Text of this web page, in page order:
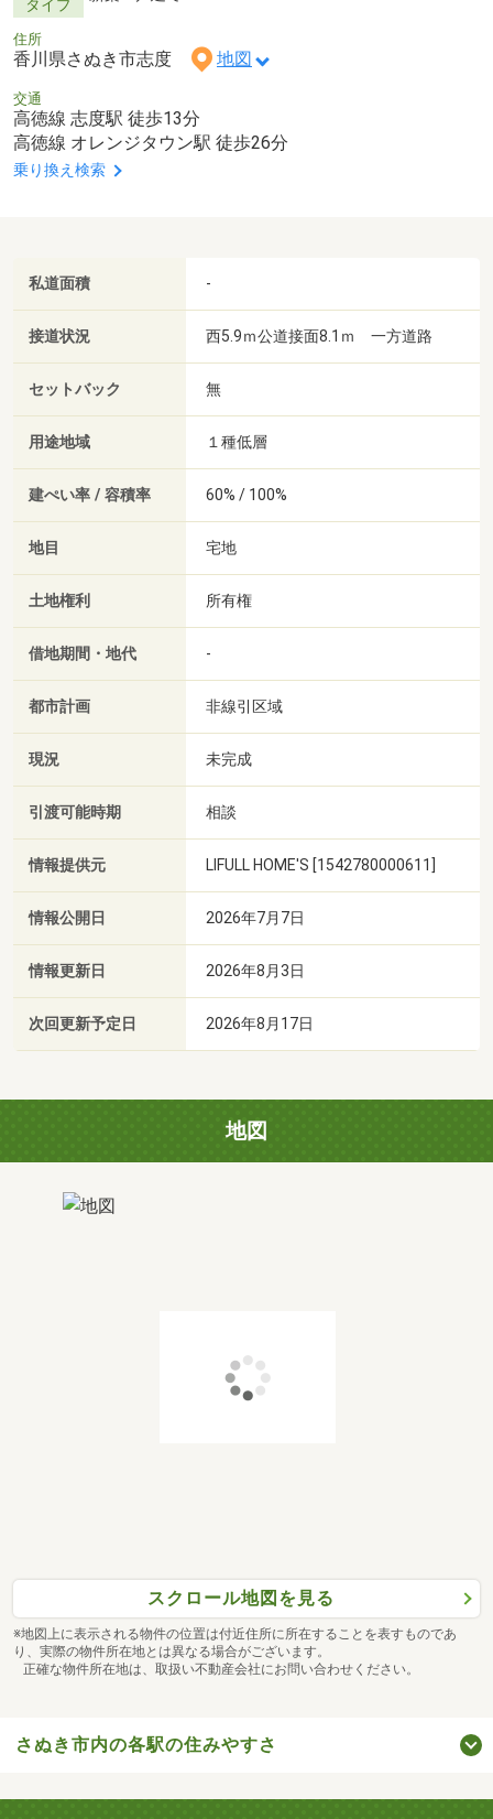
タイプ
住所
香川県さぬき市志度 地図
交通
高徳線 志度駅 徒歩13分
高徳線 オレンジタウン駅 徒歩26分
乗り換え検索
私道面積 -
接道状況 西5.9ｍ公道接面8.1ｍ 一方道路
セットバック 無
用途地域 １種低層
建ぺい率 / 容積率 60% / 100%
地目 宅地
土地権利 所有権
借地期間・地代 -
都市計画 非線引区域
現況 未完成
引渡可能時期 相談
情報提供元 LIFULL HOME'S [1542780000611]
情報公開日 2026年7月7日
情報更新日 2026年8月3日
次回更新予定日 2026年8月17日
地図
スクロール地図を見る
※地図上に表示される物件の位置は付近住所に所在することを表すものであ
り、実際の物件所在地とは異なる場合がございます。
正確な物件所在地は、取扱い不動産会社にお問い合わせください。
さぬき市内の各駅の住みやすさ